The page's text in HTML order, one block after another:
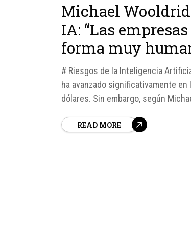
Michael
IA: “Las
forma muy
# Riesgos de la Inteligencia
ha avanzado significativamente
dólares. Sin embargo, según
READ MORE